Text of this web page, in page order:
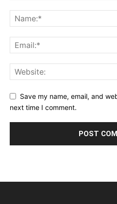
Save my name, email, and
next time I comment.